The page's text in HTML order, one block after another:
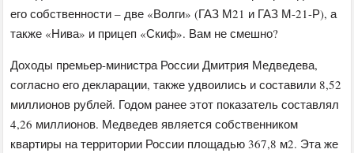
его собственности – две «Волги» (ГАЗ М21 и ГАЗ М-21-Р), а
также «Нива» и прицеп «Скиф». Вам не смешно?
Доходы премьер-министра России Дмитрия Медведева,
согласно его декларации, также удвоились и составили 8,52
миллионов рублей. Годом ранее этот показатель составлял
4,26 миллионов. Медведев является собственником
квартиры на территории России площадью 367,8 м2. Эта же